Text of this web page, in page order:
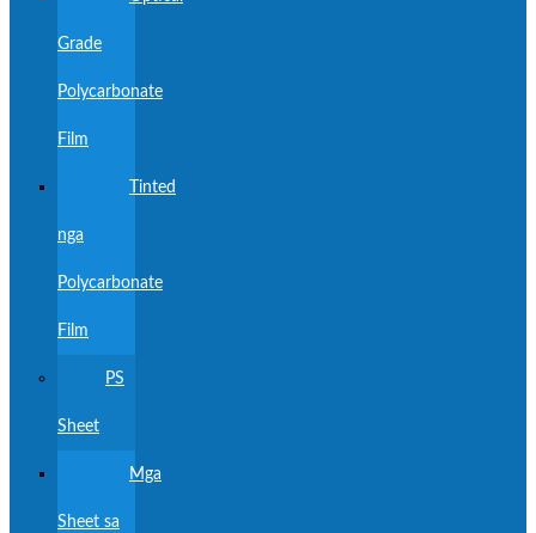
Grade
Polycarbonate
Film
Tinted
nga
Polycarbonate
Film
PS
Sheet
Mga
Sheet sa